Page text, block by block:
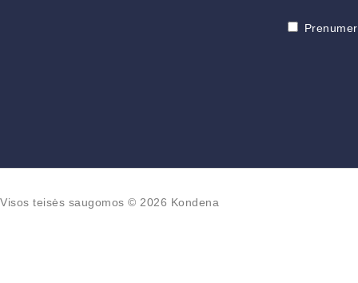
Visos teisės saugomos © 2026 Kondena